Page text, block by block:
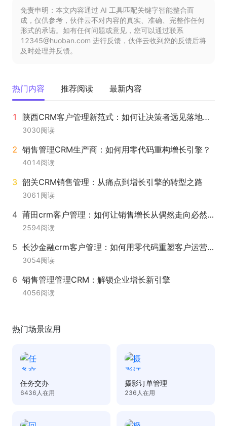
免责申明：本文内容通过 AI 工具匹配关键字智能整合而
成，仅供参考，伙伴云不对内容的真实、准确、完整作任何
形式的承诺。如有任何问题或意见，您可以通过联系
12345@huoban.com 进行反馈，伙伴云收到您的反馈后将
及时处理并反馈。
热门内容 推荐阅读 最新内容
陕西CRM客户管理新范式：如何让决策者远见落地，执行者高效前行？
3030阅读
销售管理CRM生产商：如何用零代码重构增长引擎？
4014阅读
韶关CRM销售管理：从痛点到增长引擎的转型之路
3061 阅读
莆田crm客户管理：如何让销售增长从偶然走向必然？
2594阅读
长沙金融crm客户管理：如何用零代码重塑客户运营效率？
3054阅读
销售管理管理CRM：解锁企业增长新引擎
4056阅读
热门场景应用
任务交办
6436 人在用
摄影订单管理
236 人在用